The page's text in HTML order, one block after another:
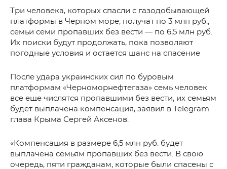
Три человека, которых спасли с газодобывающей
платформы в Черном море, получат по 3 млн руб.,
семьи семи пропавших без вести — по 6,5 млн руб.
Их поиски будут продолжать, пока позволяют
погодные условия и остается шанс на спасение
После удара украинских сил по буровым
платформам «Черноморнефтегаза» семь человек
все еще числятся пропавшими без вести, их семьям
будет выплачена компенсация, заявил в Telegram
глава Крыма Сергей Аксенов.
«Компенсация в размере 6,5 млн руб. будет
выплачена семьям пропавших без вести. В свою
очередь, пяти гражданам, которые были спасены с